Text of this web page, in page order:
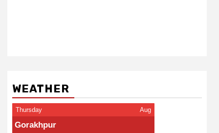
WEATHER
Thursday Aug
Gorakhpur